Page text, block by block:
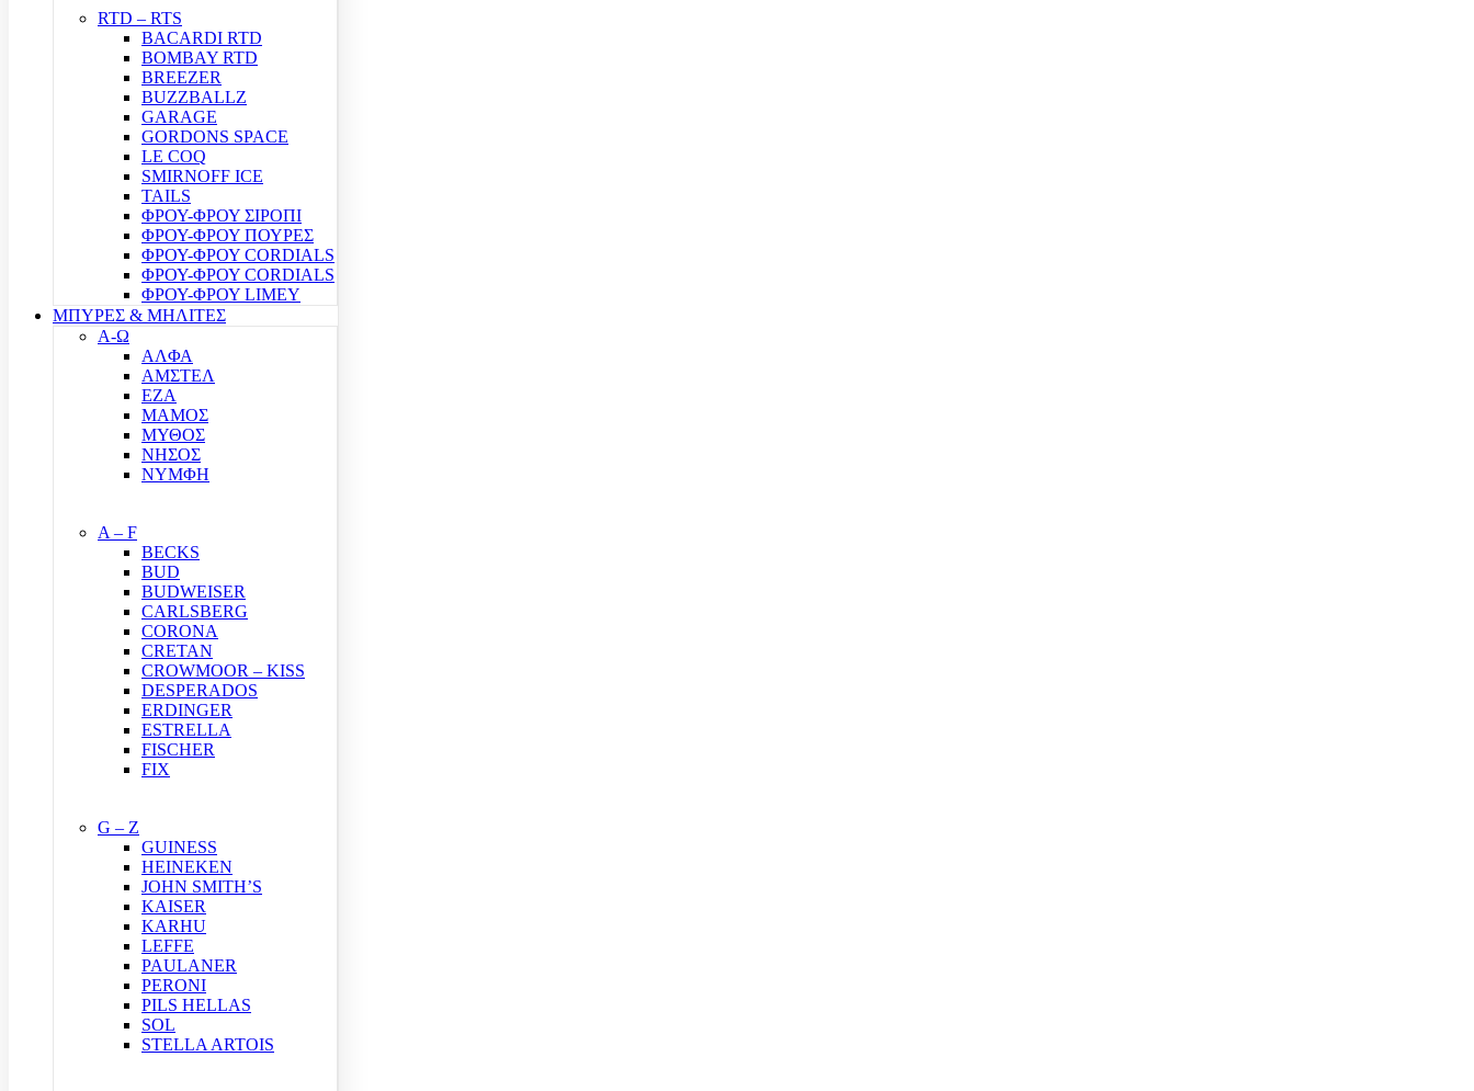
RTD – RTS
BACARDI RTD
BOMBAY RTD
BREEZER
BUZZBALLZ
GARAGE
GORDONS SPACE
LE COQ
SMIRNOFF ICE
TAILS
ΦΡΟΥ-ΦΡΟΥ ΣΙΡΟΠΙ
ΦΡΟΥ-ΦΡΟΥ ΠΟΥΡΕΣ
ΦΡΟΥ-ΦΡΟΥ CORDIALS
ΦΡΟΥ-ΦΡΟΥ CORDIALS
ΦΡΟΥ-ΦΡΟΥ LIMEY
ΜΠΥΡΕΣ & ΜΗΛΙΤΕΣ
Α-Ω
ΑΛΦΑ
ΑΜΣΤΕΛ
ΕΖΑ
ΜΑΜΟΣ
ΜΥΘΟΣ
ΝΗΣΟΣ
ΝΥΜΦΗ
A – F
BECKS
BUD
BUDWEISER
CARLSBERG
CORONA
CRETAN
CROWMOOR – KISS
DESPERADOS
ERDINGER
ESTRELLA
FISCHER
FIX
G – Z
GUINESS
HEINEKEN
JOHN SMITH’S
KAISER
KARHU
LEFFE
PAULANER
PERONI
PILS HELLAS
SOL
STELLA ARTOIS